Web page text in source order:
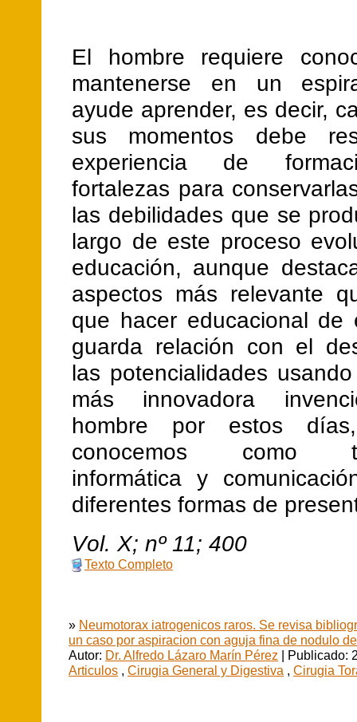
El hombre requiere
mantenerse en un
ayude aprender, es decir,
sus momentos debe
experiencia de
fortalezas para
las debilidades que se
largo de este proceso
educación, aunque
aspectos más relevante
que hacer educacional de
guarda relación con el
las potencialidades
más innovadora
hombre por estos
conocemos como
informática y
diferentes formas de
Vol. X; nº 11; 400
Texto Completo
» Neumotorax iatrogenicos raros. Se revisa
un caso por aspiracion con aguja fina de nodulo
Autor: Dr. Alfredo Lázaro Marín Pérez | Publicado:
Articulos , Cirugia General y Digestiva , Cirugia